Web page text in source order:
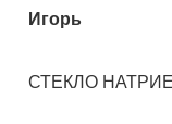
Игорь
СТЕКЛО